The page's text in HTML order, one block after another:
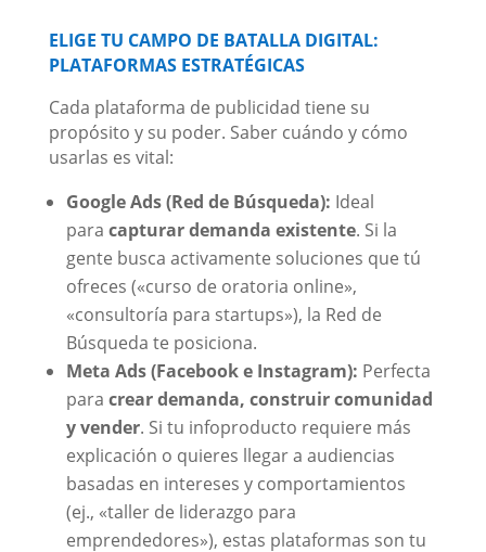
ELIGE TU CAMPO DE BATALLA DIGITAL:
PLATAFORMAS ESTRATÉGICAS
Cada plataforma de publicidad tiene su
propósito y su poder. Saber cuándo y cómo
usarlas es vital:
Google Ads (Red de Búsqueda): Ideal
para capturar demanda existente. Si la
gente busca activamente soluciones que tú
ofreces («curso de oratoria online»,
«consultoría para startups»), la Red de
Búsqueda te posiciona.
Meta Ads (Facebook e Instagram): Perfecta
para crear demanda, construir comunidad
y vender. Si tu infoproducto requiere más
explicación o quieres llegar a audiencias
basadas en intereses y comportamientos
(ej., «taller de liderazgo para
emprendedores»), estas plataformas son tu